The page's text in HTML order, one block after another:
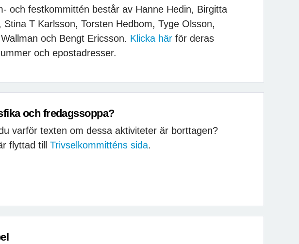
och festkommittén består av Hanne Hedin, Birgitta
Stina T Karlsson, Torsten Hedbom, Tyge Olsson,
och Bengt Ericsson. Klicka härför deras
och epostadresser.
och fredagssoppa?
varför texten om dessa aktiviteter är borttagen?
flyttad till Trivselkommitténs sida.